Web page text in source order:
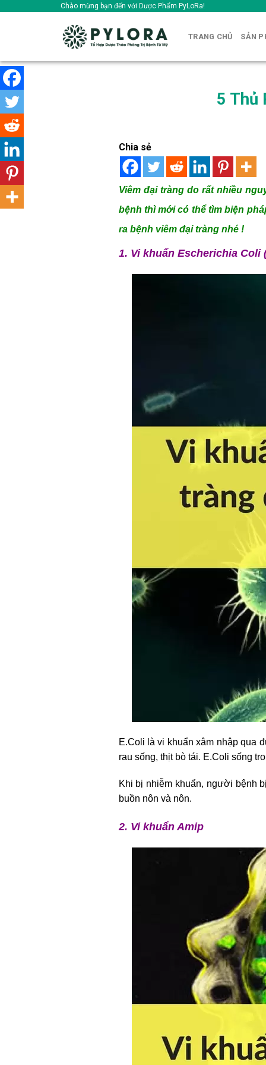
Chào mừng bạn đến với Dược Phẩm PyLoRa!
TRANG CHỦ SẢN
5 Thủ
Chia sẻ
Viêm đại tràng do rất nhiều
bệnh thì mới có thể tìm biện
ra bệnh viêm đại tràng nhé !
1. Vi khuẩn Escherichia Coli
E.Coli là vi khuẩn xâm nhập qua
rau sống, thịt bò tái. E.Coli sống
Khi bị nhiễm khuẩn, người bệnh
buồn nôn và nôn.
2. Vi khuẩn Amip